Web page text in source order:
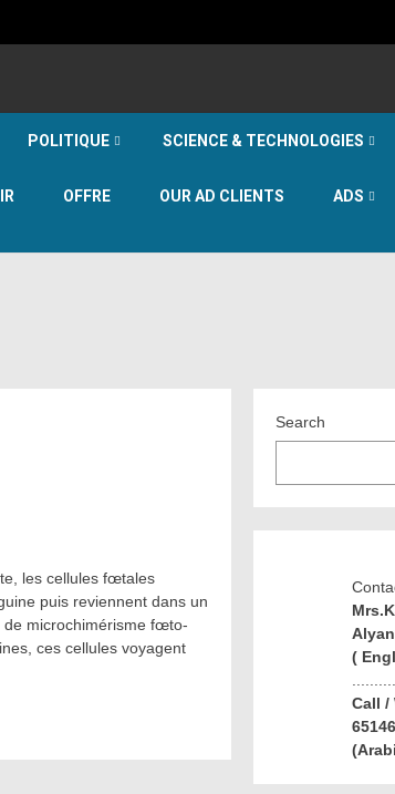
POLITIQUE SCIENCE & TECHNOLOGIES
OFFRE OUR AD CLIENTS ADS
les cellules fœtales
puis reviennent dans un
de microchimérisme fœto-
ces cellules voyagent
Search
(
Call /